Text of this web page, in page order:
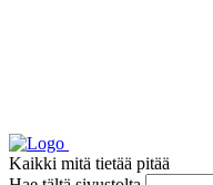
Kaikki mitä tietää pitää